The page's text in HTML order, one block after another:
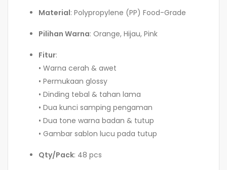
Material: Polypropylene (PP) Food-Grade
Pilihan Warna: Orange, Hijau, Pink
Fitur:
• Warna cerah & awet
• Permukaan glossy
• Dinding tebal & tahan lama
• Dua kunci samping pengaman
• Dua tone warna badan & tutup
• Gambar sablon lucu pada tutup
Qty/Pack: 48 pcs